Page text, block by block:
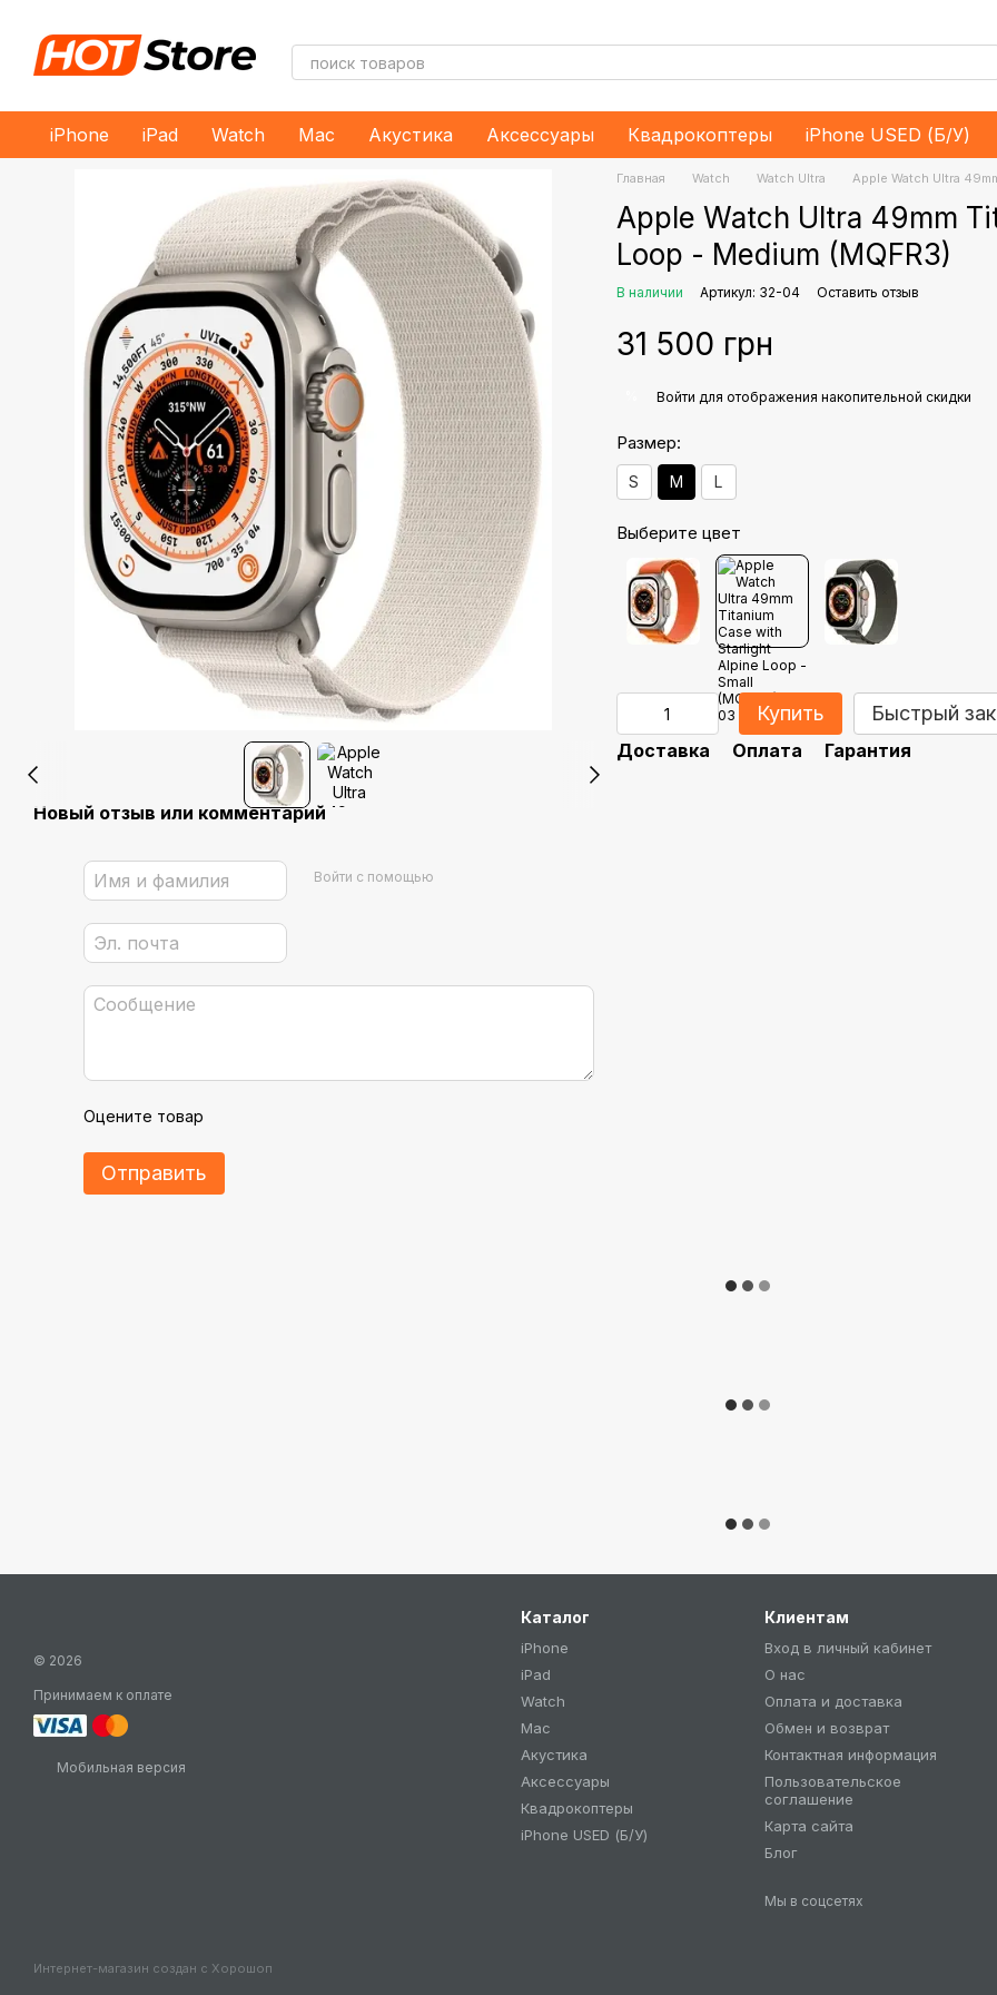
iPhone iPad Watch Mac Акустика Аксессуары Квадрокоптеры iPhone USED (Б/У)
Новый отзыв или комментарий
Войти с помощью
Оцените товар
Отправить
Главная Watch Watch Ultra Apple Watch Ultra
Apple Watch Ultra 49mm
Loop - Medium (MQFR3)
В наличии Артикул: 32-04 Оставить отзыв
31 500 грн
Войти для отображения накопительной скидки
Размер:
S M L
Выберите цвет
Купить Быстрый
Доставка Оплата Гарантия
© 2026
Принимаем к оплате
Мобильная версия
Интернет-магазин создан с Хорошоп
Каталог
iPhone
iPad
Watch
Mac
Акустика
Аксессуары
Квадрокоптеры
iPhone USED (Б/У)
Клиентам
Вход в личный кабинет
О нас
Оплата и доставка
Обмен и возврат
Контактная информация
Пользовательское
соглашение
Карта сайта
Блог
Мы в соцсетях